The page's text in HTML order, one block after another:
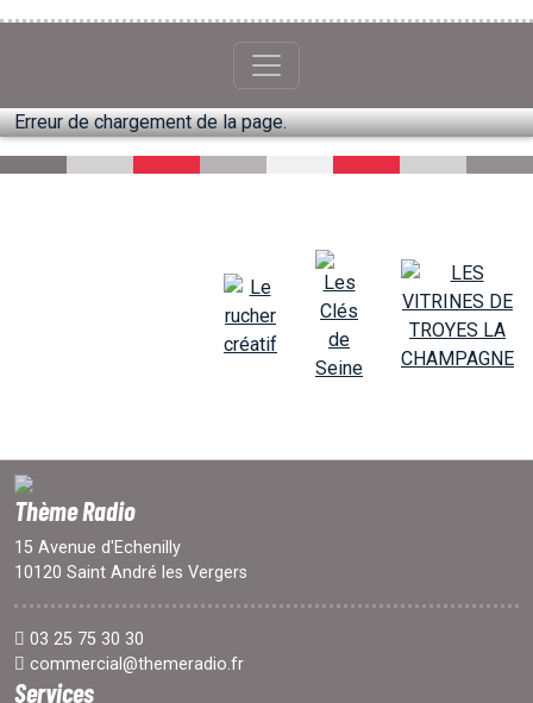
PROJETS
LOCATION STUDIO
CONTACT
Erreur de chargement de la page.
Thème Radio
15 Avenue d'Echenilly
10120 Saint André les Vergers
03 25 75 30 30
commercial@themeradio.fr
Services